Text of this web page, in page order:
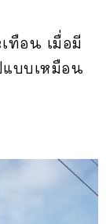
ทือน เมื่อมี
บบเหมือน